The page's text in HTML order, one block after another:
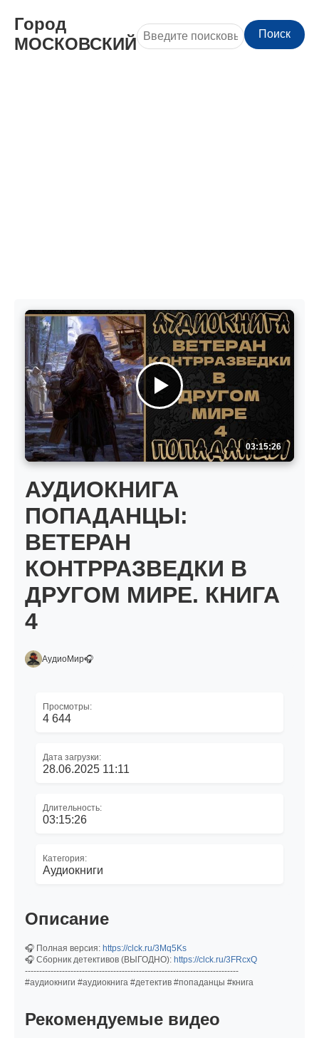
Город
МОСКОВСКИЙ
Поиск
03:15:26
АУДИОКНИГА
ПОПАДАНЦЫ:
ВЕТЕРАН
КОНТРРАЗВЕДКИ В
ДРУГОМ МИРЕ. КНИГА
4
АудиоМир🎧
Просмотры:
4 644
Дата загрузки:
28.06.2025 11:11
Длительность:
03:15:26
Категория:
Аудиокниги
Описание
🎧 Полная версия: https://clck.ru/3Mq5Ks
🎧 Сборник детективов (ВЫГОДНО): https://clck.ru/3FRcxQ
---------------------------------------------------------------------------
#аудиокниги #аудиокнига #детектив #попаданцы #книга
Рекомендуемые видео